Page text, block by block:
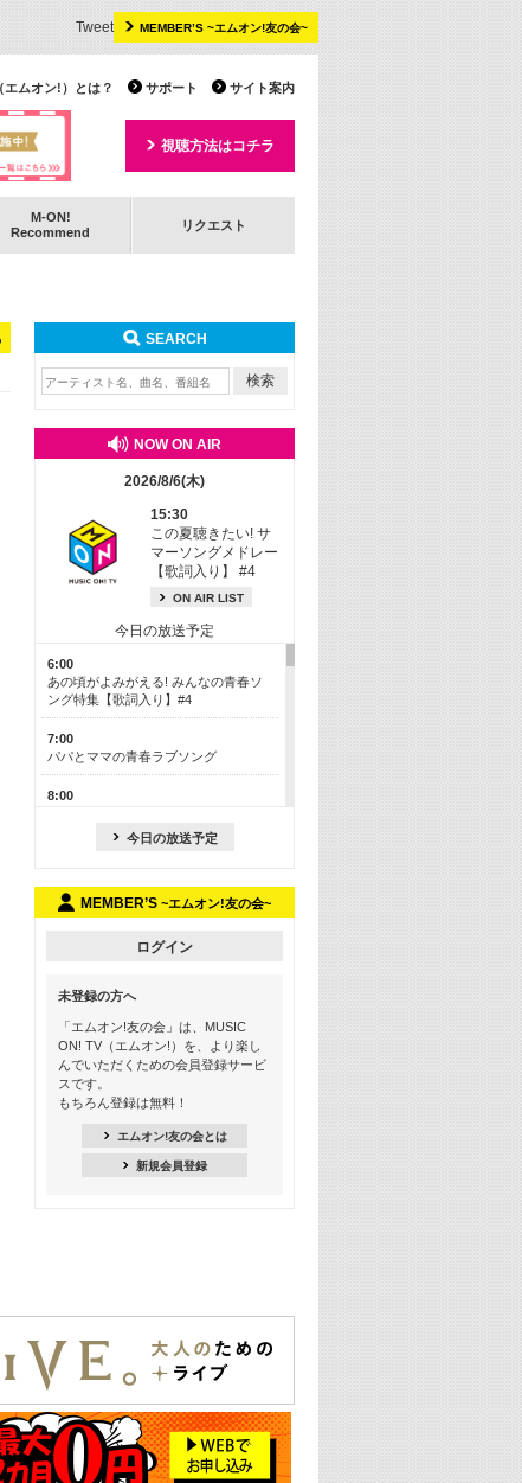
MEMBER’S ~エムオン!友の会~
Tweet
サイト案内
サポート
ムオン!）とは？
視聴方法はコチラ
M-ON!
Recommend
リクエスト
SEARCH
NOW ON AIR
2026/8/6(木)
15:30
この夏聴きたい! サ
マーソングメドレー
【歌詞入り】 #4
ON AIR LIST
今日の放送予定
6:00
あの頃がよみがえる! みんなの青春ソ
ング特集【歌詞入り】#4
7:00
パパとママの青春ラブソング
8:00
13:00
15:30
この夏聴きたい! サマーソングメドレ
ー【歌詞入り】 #4
16:30
あのころK-POPヒッツ! 2021年
22:00
大人のための名曲セレクション ～バン
ド編～【歌詞入り】
22:30
今推したい! エムオン!おすすめミュー
ジックビデオ特集＜#28＞
今日の放送予定
MEMBER’S ~エムオン!友の会~
ログイン
未登録の方へ
「エムオン!友の会」は、MUSIC
ON! TV（エムオン!）を、より楽し
んでいただくための会員登録サービ
スです。
もちろん登録は無料！
エムオン!友の会とは
新規会員登録